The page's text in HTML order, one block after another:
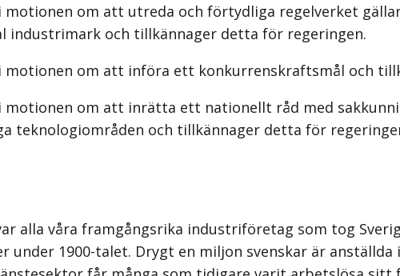
om att utreda och förtydliga regelverket
industrimark och tillkännager detta för regeringen.
motionen om att införa ett konkurrenskraftsmål och
motionen om att inrätta ett nationellt råd med
teknologiområden och tillkännager detta för
alla våra framgångsrika industri­företag som tog
under 1900-talet. Drygt en miljon svenskar är